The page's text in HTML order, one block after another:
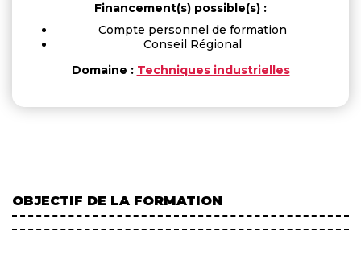
Financement(s) possible(s) :
Compte personnel de formation
Conseil Régional
Domaine : Techniques industrielles
OBJECTIF DE LA FORMATION